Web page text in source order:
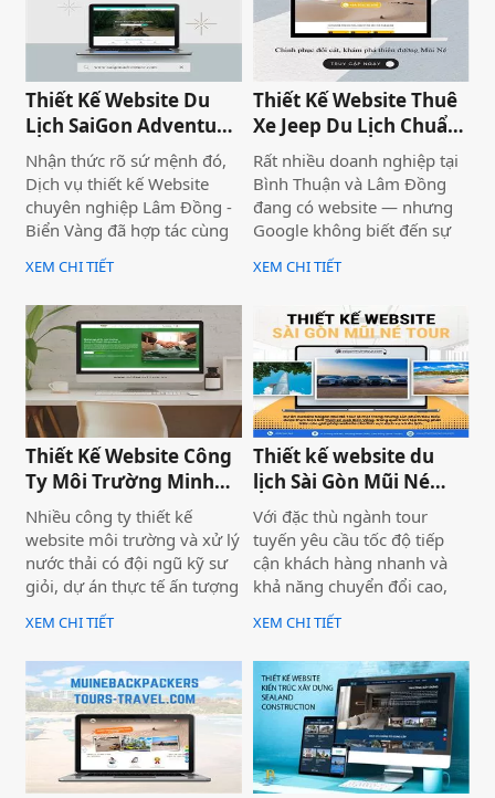
phức tạp.
Thiết Kế Website Du
Lịch SaiGon Adventure
- Top tour Saigon
Nhận thức rõ sứ mệnh đó,
Dịch vụ thiết kế Website
chuyên nghiệp Lâm Đồng -
Biển Vàng đã hợp tác cùng
thương hiệu SaiGon
Adventure để triển khai dự
án thiết kế website du lịch
cao cấp tại địa chỉ
saigonadventure.com. Dự
án không chỉ giúp SaiGon
Adventure khẳng định vị
thế dẫn đầu trong mảng
tour trải nghiệm Sài Gòn &
Việt Nam mà còn là minh
chứng cho năng lực công
nghệ và tư duy UX/UI hiện
đại từ Biển Vàng.
XEM CHI TIẾT
Thiết Kế Website Thuê
Xe Jeep Du Lịch Chuẩn
SEO 2026 | JoyJeep
Rất nhiều doanh nghiệp tại
Bình Thuận và Lâm Đồng
đang có website — nhưng
Google không biết đến sự
tồn tại của họ. Không có
khách từ tìm kiếm tự nhiên,
dung đều trở nên vô nghĩa.
Vấn đề không nằm ở nội
dung hay thiếu ngân sách
quảng cáo — mà nằm ngay
ở nền tảng: website chưa
được thiết kế chuẩn SEO
2026 từ đầu.
XEM CHI TIẾT
Thiết Kế Website Công
Ty Môi Trường Minh
Đạt - Lâm Đồng
Nhiều công ty thiết kế
website môi trường và xử lý
nước thải có đội ngũ kỹ sư
giỏi, dự án thực tế ấn tượng
— nhưng website lại sơ sài,
tải chậm, không có trên
Google. Hệ quả là hợp đồng
B2B bị đối thủ có website
chuyên nghiệp hơn giành
mất, dù năng lực kỹ thuật
của bạn hoàn toàn vượt
XEM CHI TIẾT
Thiết kế website du
lịch Sài Gòn Mũi Né
Tour
Với đặc thù ngành tour
tuyến yêu cầu tốc độ tiếp
cận khách hàng nhanh và
khả năng chuyển đổi cao,
dự án không chỉ được xây
dựng như một website giới
thiệu thông tin, mà được
định hướng trở thành một
công cụ hỗ trợ bán hàng
thực tế.
XEM CHI TIẾT